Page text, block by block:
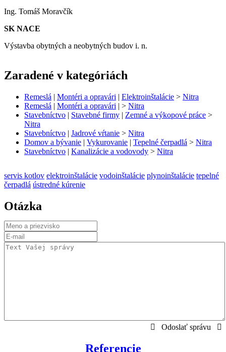
Ing. Tomáš Moravčík
SK NACE
Výstavba obytných a neobytných budov i. n.
Zaradené v kategóriách
Remeslá | Montéri a opravári | Elektroinštalácie > Nitra
Remeslá | Montéri a opravári | > Nitra
Stavebníctvo | Stavebné firmy | Zemné a výkopové práce >
Nitra
Stavebníctvo | Jadrové vŕtanie > Nitra
Domov a bývanie | Vykurovanie | Tepelné čerpadlá > Nitra
Stavebníctvo | Kanalizácie a vodovody > Nitra
servis kotlov elektroinštalácie vodoinštalácie plynoinštalácie tepelné
čerpadlá ústredné kúrenie
Otázka
Odoslať správu
Referencie